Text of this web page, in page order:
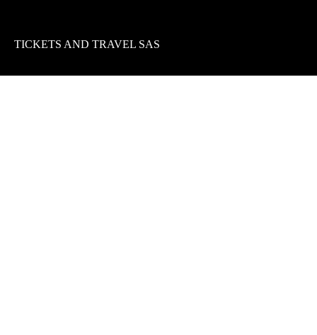
TICKETS AND TRAVEL SAS